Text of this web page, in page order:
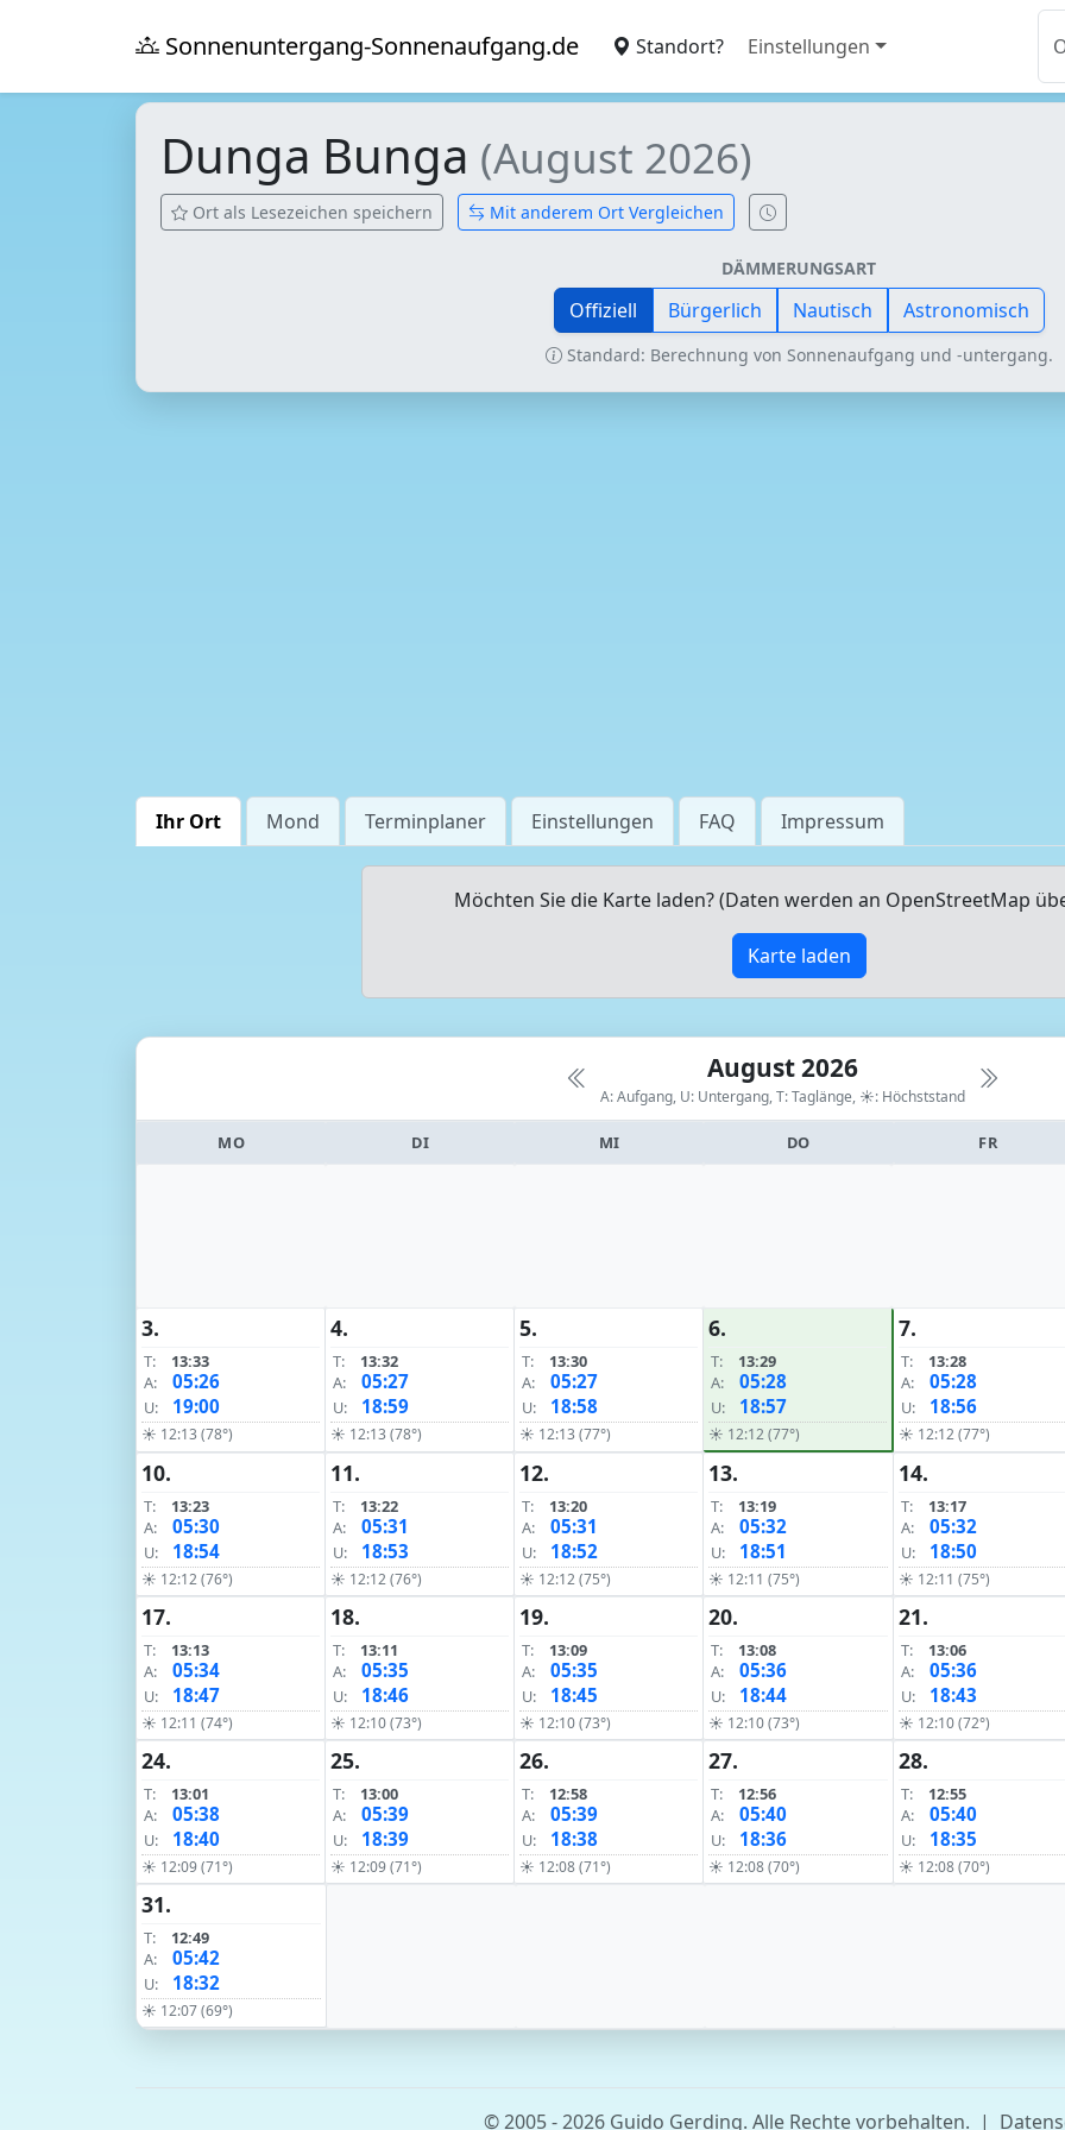
Sonnenuntergang-Sonnenaufgang.de Standort? Einstellungen
Dunga Bunga (August 2026)
Ort als Lesezeichen speichern Mit anderem Ort Vergleichen
DÄMMERUNGSART
Offiziell Bürgerlich Nautisch Astronomisch
Standard: Berechnung von Sonnenaufgang und -untergang.
Ihr Ort Mond Terminplaner Einstellungen FAQ Impressum
Möchten Sie die Karte laden? (Daten werden an OpenStreetMap
Karte laden
August 2026
A: Aufgang, U: Untergang, T: Taglänge, ☀: Höchststand
MO DI MI DO FR
3.
T:
13:33
A:
05:26
U: 19:00
☀ 12:13 (78°)
4.
T:
13:32
A:
05:27
U: 18:59
☀ 12:13 (78°)
5.
T:
13:30
A:
05:27
U: 18:58
☀ 12:13 (77°)
6.
T:
13:29
A:
05:28
U: 18:57
☀ 12:12 (77°)
7.
T:
13:28
A:
05:28
U: 18:56
☀ 12:12 (77°)
10.
T:
13:23
A:
05:30
U: 18:54
☀ 12:12 (76°)
11.
T:
13:22
A:
05:31
U: 18:53
☀ 12:12 (76°)
12.
T:
13:20
A:
05:31
U: 18:52
☀ 12:12 (75°)
13.
T:
13:19
A:
05:32
U: 18:51
☀ 12:11 (75°)
14.
T:
13:17
A:
05:32
U: 18:50
☀ 12:11 (75°)
17.
T:
13:13
A:
05:34
U: 18:47
☀ 12:11 (74°)
18.
T:
13:11
A:
05:35
U: 18:46
☀ 12:10 (73°)
19.
T:
13:09
A:
05:35
U: 18:45
☀ 12:10 (73°)
20.
T:
13:08
A:
05:36
U: 18:44
☀ 12:10 (73°)
21.
T:
13:06
A:
05:36
U: 18:43
☀ 12:10 (72°)
24.
T:
13:01
A:
05:38
U: 18:40
☀ 12:09 (71°)
25.
T:
13:00
A:
05:39
U: 18:39
☀ 12:09 (71°)
26.
T:
12:58
A:
05:39
U: 18:38
☀ 12:08 (71°)
27.
T:
12:56
A:
05:40
U: 18:36
☀ 12:08 (70°)
28.
T:
12:55
A:
05:40
U: 18:35
☀ 12:08 (70°)
31.
T:
12:49
A:
05:42
U: 18:32
☀ 12:07 (69°)
© 2005 - 2026 Guido Gerding. Alle Rechte vorbehalten. |